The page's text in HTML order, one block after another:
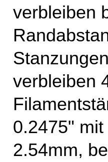
verbleiben
verbleiben
0.2475"
2.54mm,